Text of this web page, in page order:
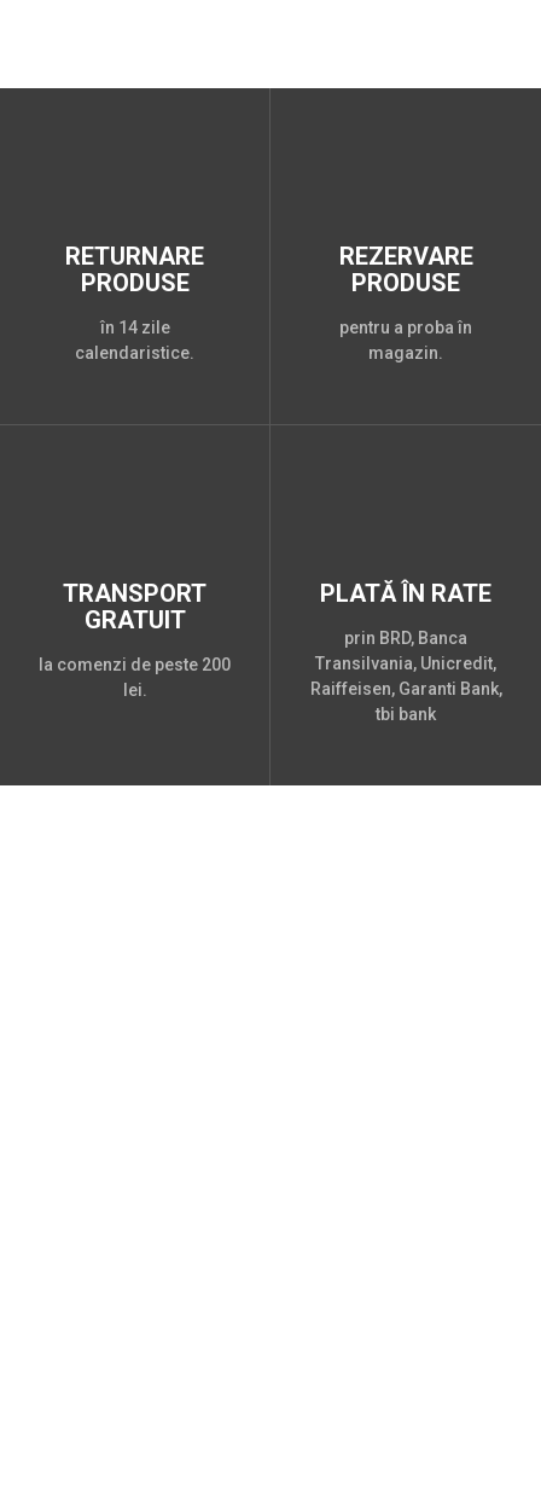
RETURNARE
PRODUSE
în 14 zile
calendaristice.
REZERVARE
PRODUSE
pentru a proba în
magazin.
TRANSPORT
GRATUIT
la comenzi de peste 200
lei.
PLATĂ ÎN RATE
prin BRD, Banca
Transilvania, Unicredit,
Raiffeisen, Garanti Bank,
tbi bank